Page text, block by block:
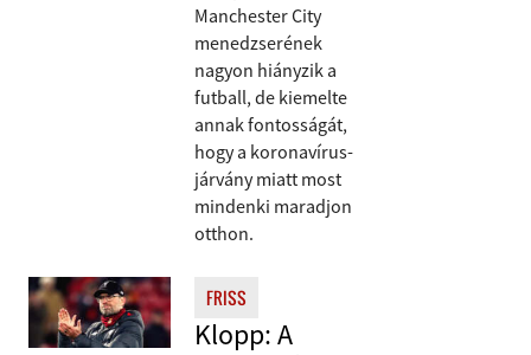
Manchester City
menedzserének
nagyon hiányzik a
futball, de kiemelte
annak fontosságát,
hogy a koronavírus-
járvány miatt most
mindenki maradjon
otthon.
FRISS
Klopp: A